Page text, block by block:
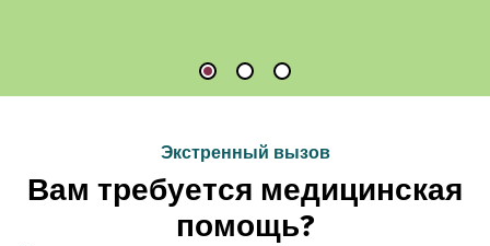
Экстренный вызов
Вам требуется медицинская
помощь?